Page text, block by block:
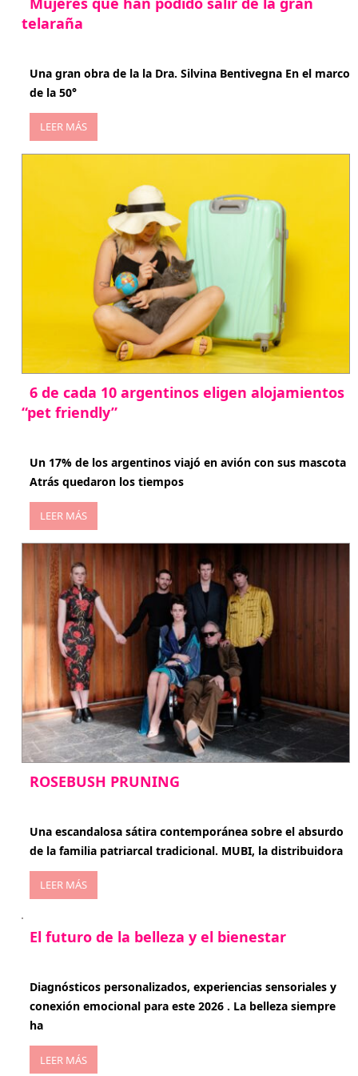
telaraña
Una gran obra de la la Dra. Silvina Bentivegna En el marco
de la 50°
LEER MÁS
6 de cada 10 argentinos eligen alojamientos
“pet friendly”
Un 17% de los argentinos viajó en avión con sus mascota
Atrás quedaron los tiempos
LEER MÁS
ROSEBUSH PRUNING
Una escandalosa sátira contemporánea sobre el absurdo
de la familia patriarcal tradicional. MUBI, la distribuidora
LEER MÁS
El futuro de la belleza y el bienestar
Diagnósticos personalizados, experiencias sensoriales y
conexión emocional para este 2026 . La belleza siempre
ha
LEER MÁS